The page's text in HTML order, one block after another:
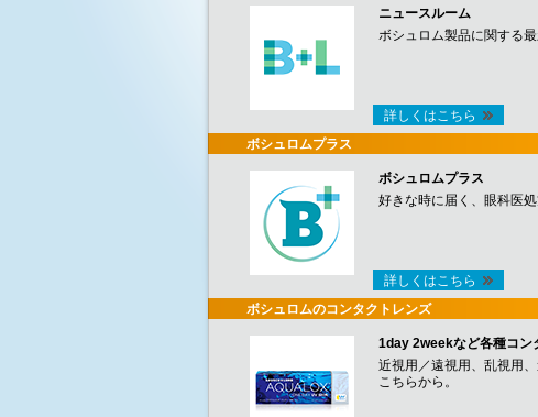
ニュースルーム
ボシュロム製品に関する
詳しくはこちら
ボシュロムプラス
ボシュロムプラス
好きな時に届く、眼科医
詳しくはこちら
ボシュロムのコンタクトレンズ
1day 2weekなど各種コン
近視用／遠視用、乱視用
こちらから。